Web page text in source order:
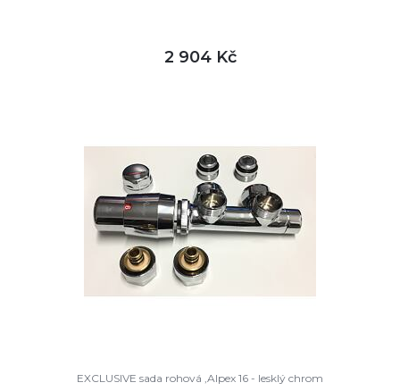
2 904 Kč
EXCLUSIVE sada rohová ,Alpex 16 - lesklý chrom